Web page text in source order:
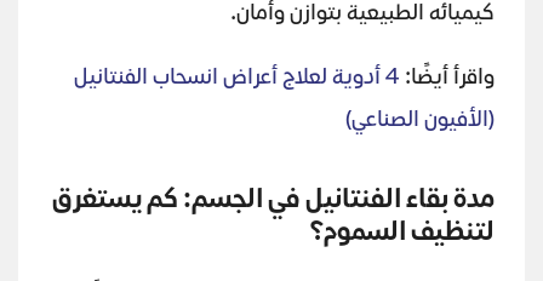
كيميائه الطبيعية بتوازن وأمان.
واقرأ أيضًا:
4 أدوية لعلاج أعراض انسحاب الفنتانيل
(الأفيون الصناعي)
مدة بقاء الفنتانيل في الجسم: كم يستغرق
لتنظيف السموم؟